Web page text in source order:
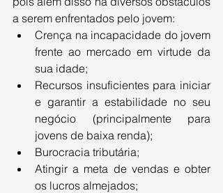
a serem enfrentados pelo jovem:
Crença na incapacidade do jovem
frente ao mercado em virtude da
sua idade;
Recursos insuficientes para iniciar
e garantir a estabilidade no seu
negócio (principalmente para
jovens de baixa renda);
Burocracia tributária;
Atingir a meta de vendas e obter
os lucros almejados;